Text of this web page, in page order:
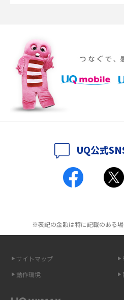
ポケット型Wi-Fiをレンタルするメリッ
徴も紹介
持ち運びできるポケット型Wi-Fiのおス
ットも紹介
ポケット型Wi-Fiはクレカなしでも利用
ポケット型Wi-Fiとは？通信の仕組みや
工事不要！置くだけWi-Fiの特徴は？メ
介
ポケット型Wi-Fi（モバイルWi-Fi）とは
UQ公式
※表記の金額は特に記載のある
サイトマップ
動作環境